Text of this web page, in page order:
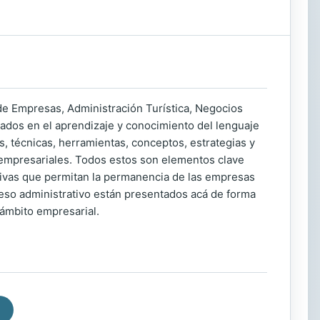
Empresas, Administración Turística, Negocios
en el aprendizaje y conocimiento del lenguaje
técnicas, herramientas, conceptos, estrategias y
Todos estos son elementos clave
que permitan la permanencia de las empresas
administrativo están presentados acá de forma
empresarial.